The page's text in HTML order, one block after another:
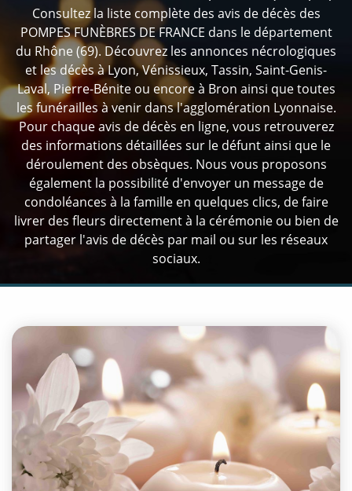
Consultez la liste complète des avis de décès des
POMPES FUNÈBRES DE FRANCE dans le département
du Rhône (69). Découvrez les annonces nécrologiques
et les décès à Lyon, Vénissieux, Tassin, Saint-Genis-
Laval, Pierre-Bénite ou encore à Bron ainsi que toutes
les funérailles à venir dans l'agglomération Lyonnaise.
Pour chaque avis de décès en ligne, vous retrouverez
des informations détaillées sur le défunt ainsi que le
déroulement des obsèques. Nous vous proposons
également la possibilité d'envoyer un message de
condoléances à la famille en quelques clics, de faire
livrer des fleurs directement à la cérémonie ou bien de
partager l'avis de décès par mail ou sur les réseaux
sociaux.